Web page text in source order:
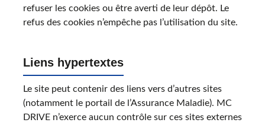
refuser les cookies ou être averti de leur dépôt. Le
refus des cookies n’empêche pas l’utilisation du site.
Liens hypertextes
Le site peut contenir des liens vers d’autres sites
(notamment le portail de l’Assurance Maladie). MC
DRIVE n’exerce aucun contrôle sur ces sites externes